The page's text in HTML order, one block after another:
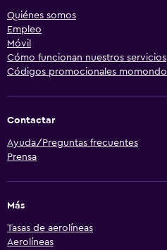
Quiénes somos
Empleo
Móvil
Cómo funcionan nuestros servicios
Códigos promocionales momondo
Contactar
Ayuda/Preguntas frecuentes
Prensa
Más
Tasas de aerolíneas
Aerolíneas